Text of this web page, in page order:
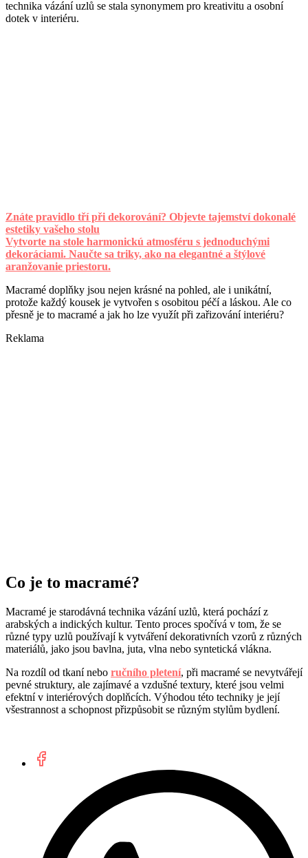
technika vázání uzlů se stala synonymem pro kreativitu a osobní
dotek v interiéru.
Znáte pravidlo tří při dekorování? Objevte tajemství dokonalé
estetiky vašeho stolu
Vytvorte na stole harmonickú atmosféru s jednoduchými
dekoráciami. Naučte sa triky, ako na elegantné a štýlové
aranžovanie priestoru.
Macramé doplňky jsou nejen krásné na pohled, ale i unikátní,
protože každý kousek je vytvořen s osobitou péčí a láskou. Ale co
přesně je to macramé a jak ho lze využít při zařizování interiéru?
Reklama
Co je to macramé?
Macramé je starodávná technika vázání uzlů, která pochází z
arabských a indických kultur. Tento proces spočívá v tom, že se
různé typy uzlů používají k vytváření dekorativních vzorů z různých
materiálů, jako jsou bavlna, juta, vlna nebo syntetická vlákna.
Na rozdíl od tkaní nebo ručního pletení, při macramé se nevytvářejí
pevné struktury, ale zajímavé a vzdušné textury, které jsou velmi
efektní v interiérových doplňcích. Výhodou této techniky je její
všestrannost a schopnost přizpůsobit se různým stylům bydlení.